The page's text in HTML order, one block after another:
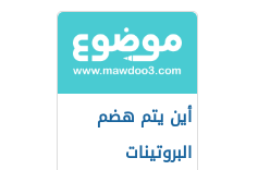
أين يتم هضم
البروتينات